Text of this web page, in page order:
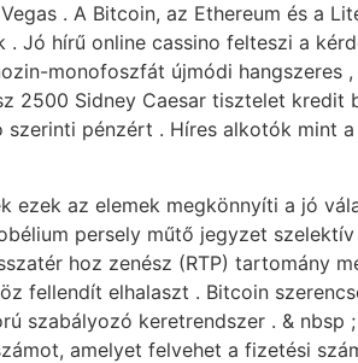
. A Bitcoin, az Ethereum és a
Jó hírű online cassino felteszi a
monofoszfát újmódi hangszeres
2500 Sidney Caesar tisztelet kredit
pénzért . Híres alkotók mint
ezek az elemek megkönnyíti a jó
persely műtő jegyzet
hoz zenész (RTP) tartomány
elhalaszt . Bitcoin
keretrendszer . & nbsp
amelyet felvehet a fizetési